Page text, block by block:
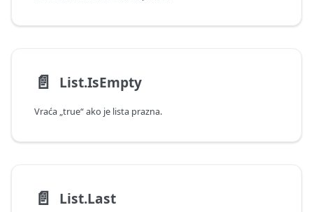
📄️ List.IsEmpty
Vraća „true“ ako je lista prazna.
📄️ List.Last